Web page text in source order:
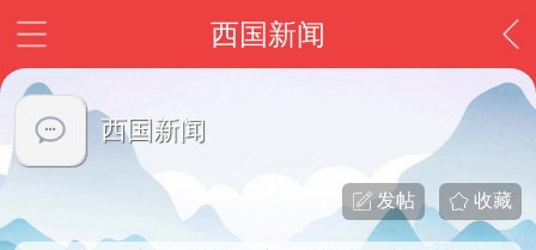
西国新闻
西国新闻
收藏
发帖